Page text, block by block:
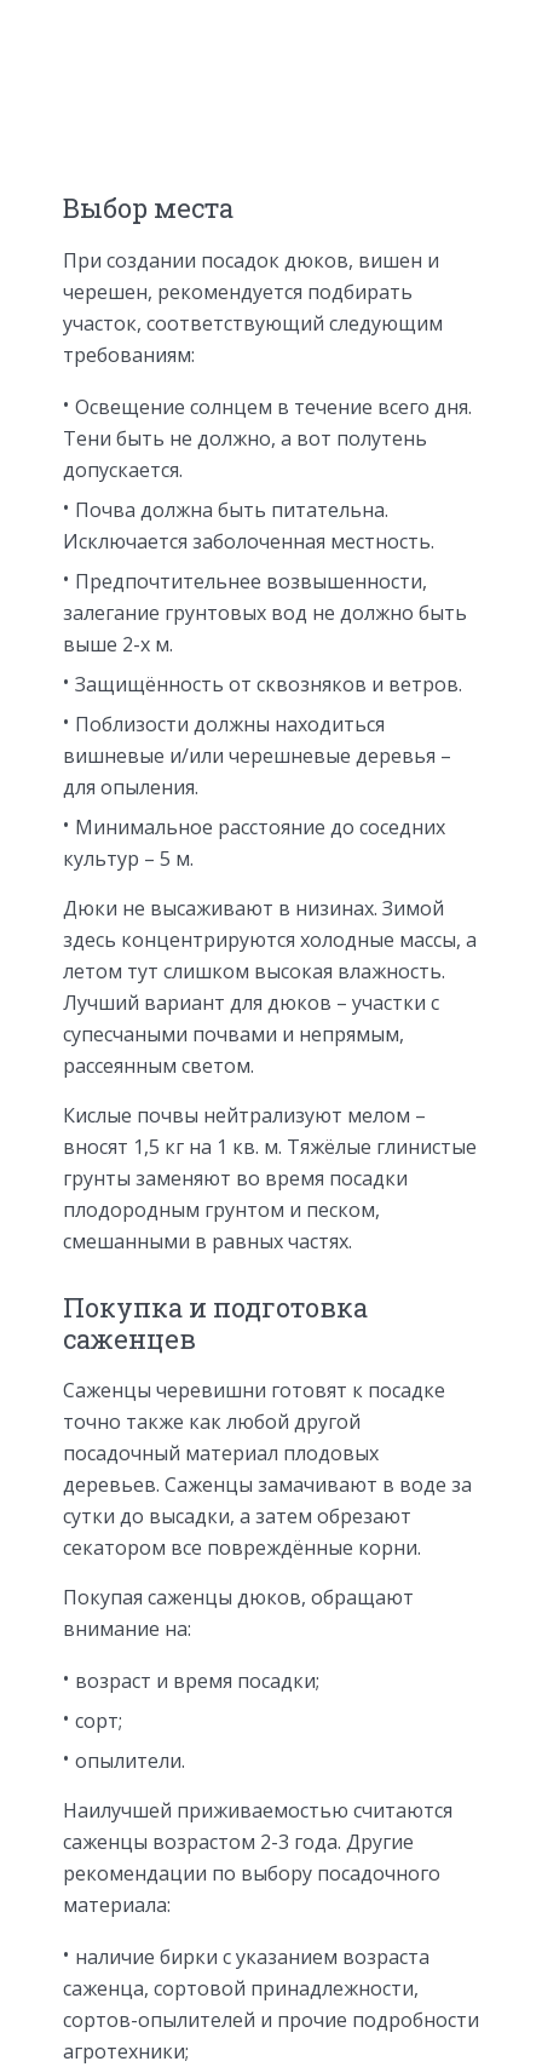
Выбор места
При создании посадок дюков, вишен и
черешен, рекомендуется подбирать
участок, соответствующий следующим
требованиям:
Освещение солнцем в течение всего дня.
Тени быть не должно, а вот полутень
допускается.
Почва должна быть питательна.
Исключается заболоченная местность.
Предпочтительнее возвышенности,
залегание грунтовых вод не должно быть
выше 2-х м.
Защищённость от сквозняков и ветров.
Поблизости должны находиться
вишневые и/или черешневые деревья –
для опыления.
Минимальное расстояние до соседних
культур – 5 м.
Дюки не высаживают в низинах. Зимой
здесь концентрируются холодные массы, а
летом тут слишком высокая влажность.
Лучший вариант для дюков – участки с
супесчаными почвами и непрямым,
рассеянным светом.
Кислые почвы нейтрализуют мелом –
вносят 1,5 кг на 1 кв. м. Тяжёлые глинистые
грунты заменяют во время посадки
плодородным грунтом и песком,
смешанными в равных частях.
Покупка и подготовка
саженцев
Саженцы черевишни готовят к посадке
точно также как любой другой
посадочный материал плодовых
деревьев. Саженцы замачивают в воде за
сутки до высадки, а затем обрезают
секатором все повреждённые корни.
Покупая саженцы дюков, обращают
внимание на:
возраст и время посадки;
сорт;
опылители.
Наилучшей приживаемостью считаются
саженцы возрастом 2-3 года. Другие
рекомендации по выбору посадочного
материала:
наличие бирки с указанием возраста
саженца, сортовой принадлежности,
сортов-опылителей и прочие подробности
агротехники;